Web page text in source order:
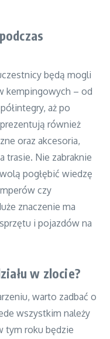
będą mogli
kempingowych – od
aż po
również
oraz akcesoria,
trasie. Nie zabraknie
pogłębić wiedzę
czy
znaczenie ma
i pojazdów na
w zlocie?
warto zadbać o
wszystkim należy
tym roku będzie